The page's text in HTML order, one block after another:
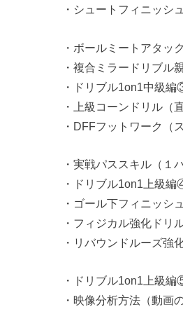
・シュートフィニッシ
・ボールミートアタッ
・複合ミラードリブル
・ドリブル1on1中級
・上級コーンドリル（
・DFFフットワーク（
・実戦パススキル（１
・ドリブル1on1上級
・ゴール下フィニッシ
・フィジカル強化ドリ
・リバウンドルーズ強
・ドリブル1on1上級
・映像分析方法（動画